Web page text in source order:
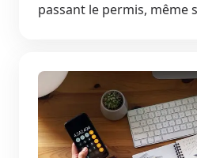
passant le permis, même